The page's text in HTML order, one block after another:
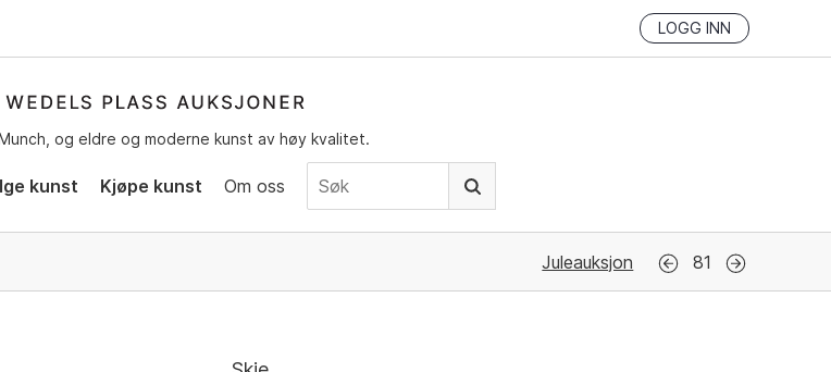
LOGG INN
og eldre og moderne kunst av høy kvalitet.
kunst Kjøpe kunst Om oss
Juleauksjon 81